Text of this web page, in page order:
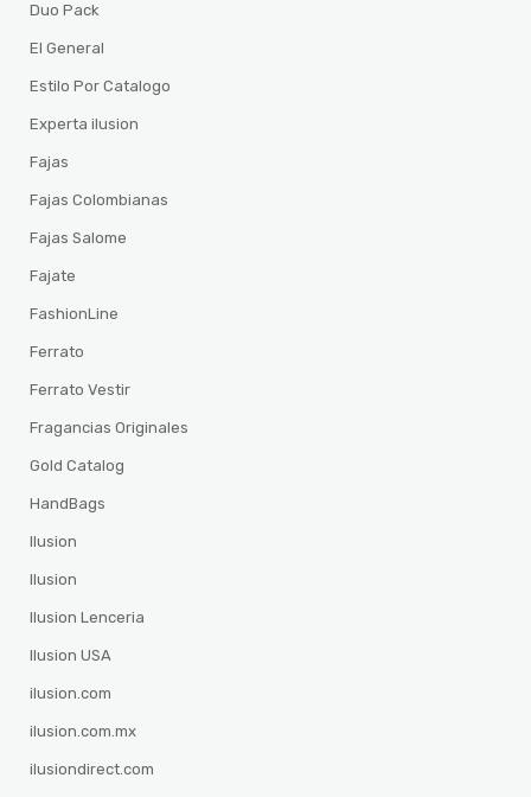
Duo Pack
El General
Estilo Por Catalogo
Experta ilusion
Fajas
Fajas Colombianas
Fajas Salome
Fajate
FashionLine
Ferrato
Ferrato Vestir
Fragancias Originales
Gold Catalog
HandBags
Ilusion
Ilusion
Ilusion Lenceria
Ilusion USA
ilusion.com
ilusion.com.mx
ilusiondirect.com